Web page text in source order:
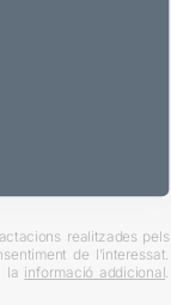
realitzades pels
de l’interessat.
la informació addicional